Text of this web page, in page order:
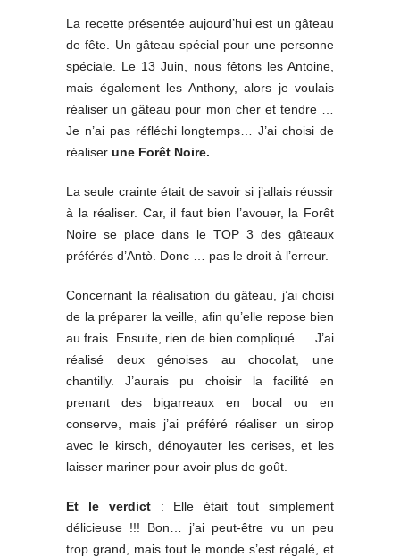
La recette présentée aujourd’hui est un gâteau
de fête. Un gâteau spécial pour une personne
spéciale. Le 13 Juin, nous fêtons les Antoine,
mais également les Anthony, alors je voulais
réaliser un gâteau pour mon cher et tendre …
Je n’ai pas réfléchi longtemps… J’ai choisi de
réaliser une Forêt Noire.
La seule crainte était de savoir si j’allais réussir
à la réaliser. Car, il faut bien l’avouer, la Forêt
Noire se place dans le TOP 3 des gâteaux
préférés d’Antò. Donc … pas le droit à l’erreur.
Concernant la réalisation du gâteau, j’ai choisi
de la préparer la veille, afin qu’elle repose bien
au frais. Ensuite, rien de bien compliqué … J’ai
réalisé deux génoises au chocolat, une
chantilly. J’aurais pu choisir la facilité en
prenant des bigarreaux en bocal ou en
conserve, mais j’ai préféré réaliser un sirop
avec le kirsch, dénoyauter les cerises, et les
laisser mariner pour avoir plus de goût.
Et le verdict: Elle était tout simplement
délicieuse !!! Bon… j’ai peut-être vu un peu
trop grand, mais tout le monde s’est régalé, et